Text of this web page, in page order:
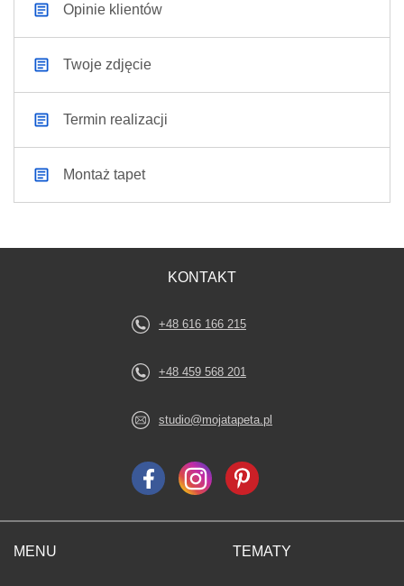
Opinie klientów
Twoje zdjęcie
Termin realizacji
Montaż tapet
MENU TEMATY
KONTAKT
+48 616 166 215
+48 459 568 201
studio@mojatapeta.pl